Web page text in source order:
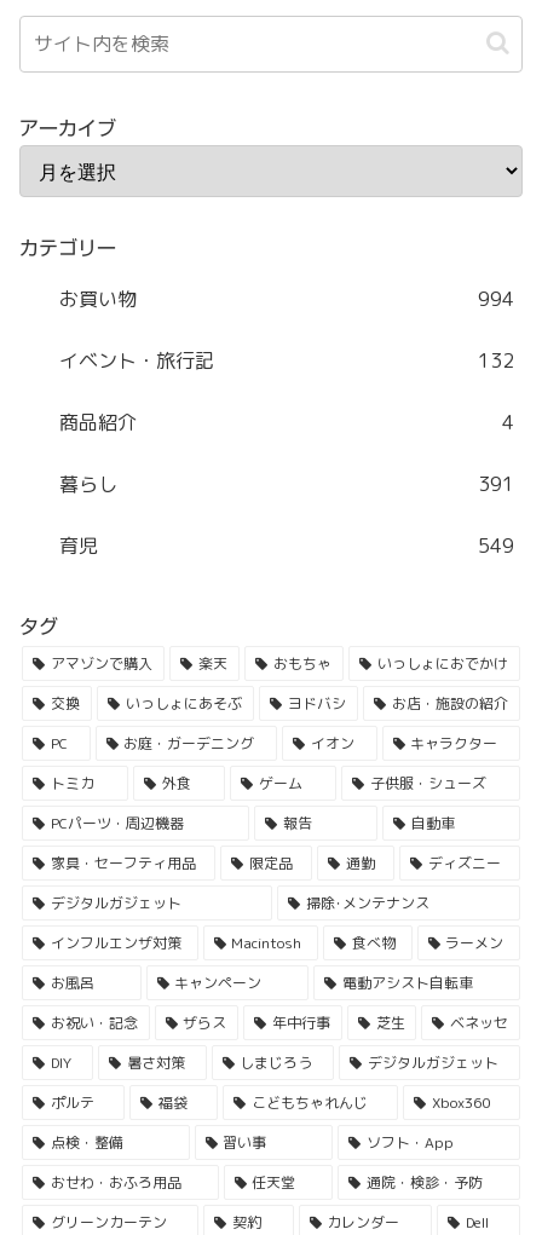
アーカイブ
カテゴリー
お買い物 994
イベント・旅行記 132
商品紹介 4
暮らし 391
育児 549
タグ
アマゾンで購入 楽天 おもちゃ
いっしょにおでかけ
交換
いっしょにあそぶ ヨドバシ
お店・施設の紹介
PC
お庭・ガーデニング イオン
キャラクター
トミカ
外食 ゲーム
子供服・シューズ
PCパーツ・周辺機器
報告
自動車
家具・セーフティ用品
限定品 通勤
ディズニー
デジタルガジェット
掃除･メンテナンス
インフルエンザ対策
Macintosh 食べ物
ラーメン
お風呂
キャンペーン
電動アシスト自転車
お祝い・記念
ザらス 年中行事 芝生
ベネッセ
DIY
暑さ対策 しまじろう
デジタルガジェット
ポルテ
福袋 こどもちゃれんじ
Xbox360
点検・整備
習い事
ソフト・App
おせわ・おふろ用品
任天堂
通院・検診・予防
グリーンカーテン
契約 カレンダー
Dell